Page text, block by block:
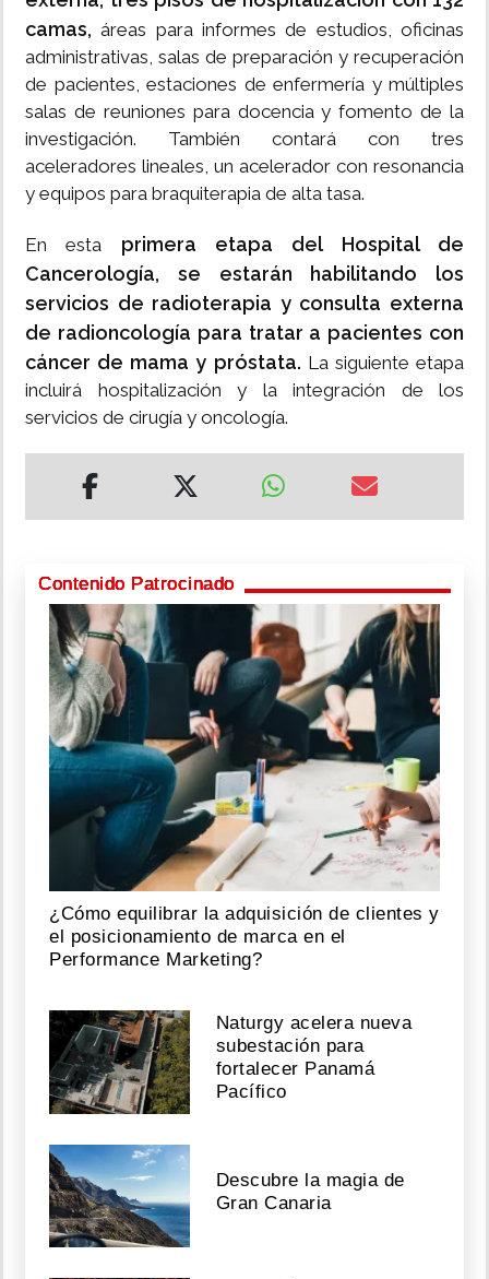
camas, áreas para informes de estudios, oficinas
administrativas, salas de preparación y recuperación
de pacientes, estaciones de enfermería y múltiples
salas de reuniones para docencia y fomento de la
investigación. También contará con tres
aceleradores lineales, un acelerador con resonancia
y equipos para braquiterapia de alta tasa.
En esta primera etapa del Hospital de
Cancerología, se estarán habilitando los
servicios de radioterapia y consulta externa
de radioncología para tratar a pacientes con
cáncer de mama y próstata. La siguiente etapa
incluirá hospitalización y la integración de los
servicios de cirugía y oncología.
Contenido Patrocinado
¿Cómo equilibrar la adquisición de clientes y
el posicionamiento de marca en el
Performance Marketing?
Naturgy acelera nueva
subestación para
fortalecer Panamá
Pacífico
Descubre la magia de
Gran Canaria